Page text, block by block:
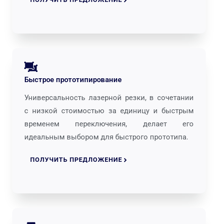
Быстрое прототипирование
Универсальность лазерной резки, в сочетании
с низкой стоимостью за единицу и быстрым
временем переключения, делает его
идеальным выбором для быстрого прототипа.
ПОЛУЧИТЬ ПРЕДЛОЖЕНИЕ